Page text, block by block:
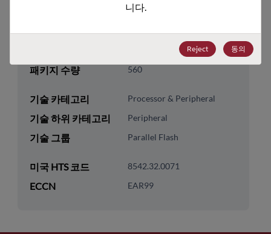
Yes
리드프리 Yes
패키지 수량 560
기술 카테고리 Processor & Peripheral
기술 하위 카테고리 Peripheral
기술 그룹 Parallel Flash
미국 HTS 코드 8542.32.0071
ECCN EAR99
니다.
Reject 동의